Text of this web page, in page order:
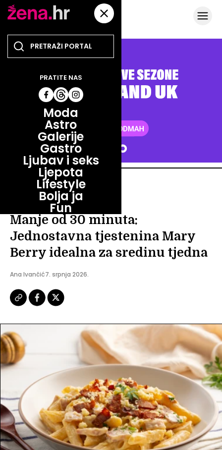
Moda
Astro
Galerije
Gastro
Ljubav i seks
Ljepota
Lifestyle
Bolja ja
Fun
PRATITE NAS
GASTRO
HRSKAVI DODATAK
Manje od 30 minuta:
Jednostavna tjestenina Mary
Berry idealna za sredinu tjedna
Ana Ivančić7. srpnja 2026.